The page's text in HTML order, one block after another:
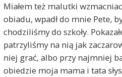
Miałem też malutki
obiadu, wpadł do mnie Pete,
chodziliśmy do szkoły.
patrzyliśmy na nią jak
niej grać, albo przy najmniej
obiedzie moja mama i tata